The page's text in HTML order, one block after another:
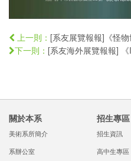
上一則： [系友展覽報報]《怪
下一則： [系友海外展覽報報]
關於本系
美術系所簡介
系辦公室
招生專區
招生資訊
高中生專區